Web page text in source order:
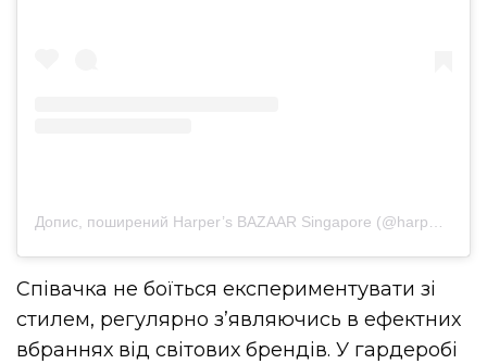
Допис, поширений Harper’s BAZAAR Singapore (@harpersbazaarsg)
Співачка не боїться експериментувати зі
стилем, регулярно з’являючись в ефектних
вбраннях від світових брендів. У гардеробі